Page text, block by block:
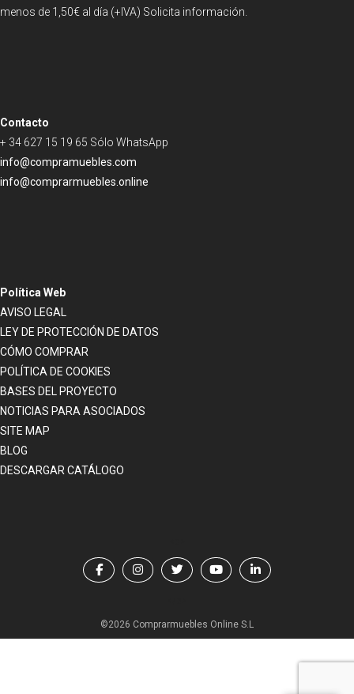
menos de 1,50€ al día (+IVA) Solicita información.
Contacto
+ 34 627 15 19 65 Sólo WhatsApp
info@compramuebles.com
info@comprarmuebles.online
Política Web
AVISO LEGAL
LEY DE PROTECCIÓN DE DATOS
CÓMO COMPRAR
POLÍTICA DE COOKIES
BASES DEL PROYECTO
NOTICIAS PARA ASOCIADOS
SITE MAP
BLOG
DESCARGAR CATÁLOGO
©2026 Comprarmuebles Online S.L